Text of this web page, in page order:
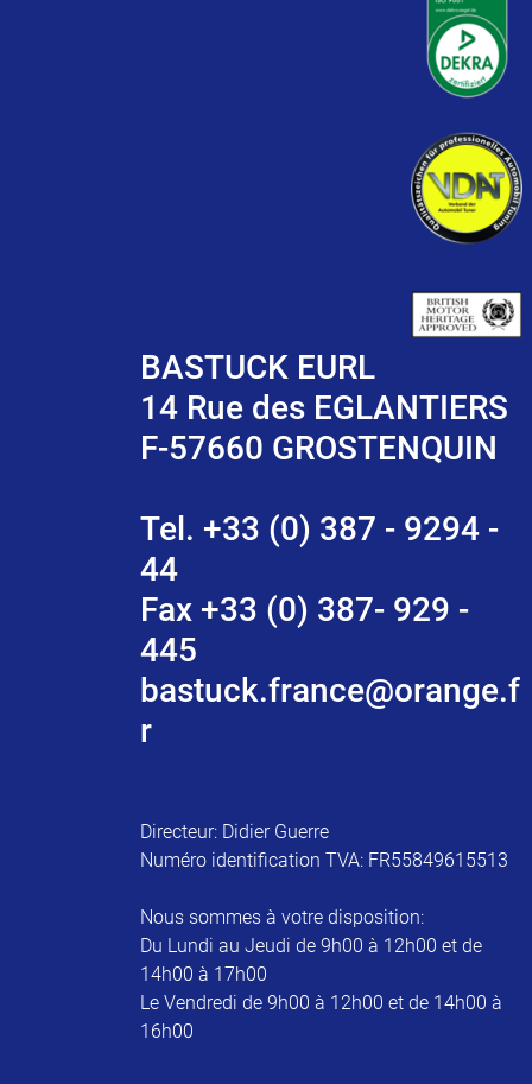
BASTUCK EURL
14 Rue des EGLANTIERS
F-57660 GROSTENQUIN
Tel. +33 (0) 387 - 9294 -
44
Fax +33 (0) 387- 929 -
445
bastuck.france@orange.f
r
Directeur: Didier Guerre
Numéro identification TVA: FR55849615513
Nous sommes à votre disposition:
Du Lundi au Jeudi de 9h00 à 12h00 et de
14h00 à 17h00
Le Vendredi de 9h00 à 12h00 et de 14h00 à
16h00